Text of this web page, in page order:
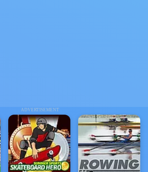
ADVERTISEMENT